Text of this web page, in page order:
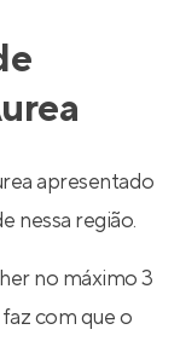
apresentado
nessa região.
no máximo 3
com que o